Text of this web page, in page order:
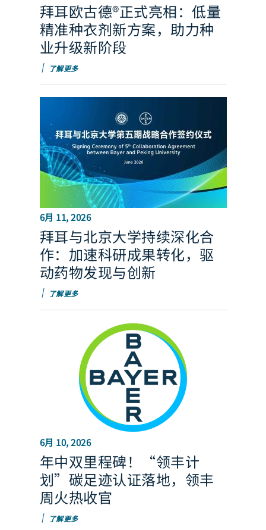
拜耳欧古德®正式亮相：低量
精准种衣剂新方案，助力种
业升级新阶段
了解更多
6月 11, 2026
拜耳与北京大学持续深化合
作：加速科研成果转化，驱
动药物发现与创新
了解更多
6月 10, 2026
年中双里程碑！“领丰计
划”碳足迹认证落地，领丰
周火热收官
了解更多